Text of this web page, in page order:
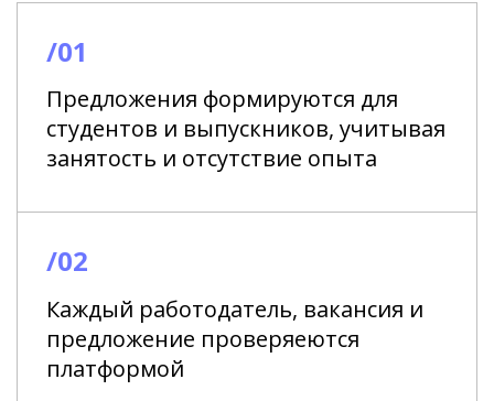
/01
Предложения формируются для
студентов и выпускников, учитывая
занятость и отсутствие опыта
/02
Каждый работодатель, вакансия и
предложение проверяеются
платформой